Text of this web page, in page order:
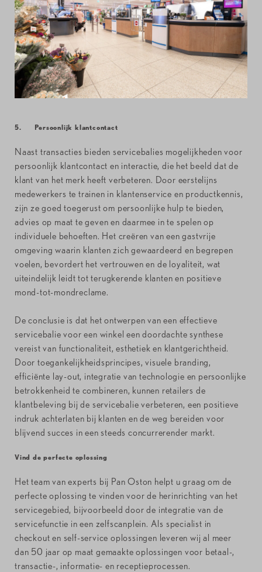
5. Persoonlijk klantcontact
Naast transacties bieden servicebalies mogelijkheden voor
persoonlijk klantcontact en interactie, die het beeld dat de
klant van het merk heeft verbeteren. Door eerstelijns
medewerkers te trainen in klantenservice en productkennis,
zijn ze goed toegerust om persoonlijke hulp te bieden,
advies op maat te geven en daarmee in te spelen op
individuele behoeften. Het creëren van een gastvrije
omgeving waarin klanten zich gewaardeerd en begrepen
voelen, bevordert het vertrouwen en de loyaliteit, wat
uiteindelijk leidt tot terugkerende klanten en positieve
mond-tot-mondreclame.
De conclusie is dat het ontwerpen van een effectieve
servicebalie voor een winkel een doordachte synthese
vereist van functionaliteit, esthetiek en klantgerichtheid.
Door toegankelijkheidsprincipes, visuele branding,
efficiënte lay-out, integratie van technologie en persoonlijke
betrokkenheid te combineren, kunnen retailers de
klantbeleving bij de servicebalie verbeteren, een positieve
indruk achterlaten bij klanten en de weg bereiden voor
blijvend succes in een steeds concurrerender markt.
Vind de perfecte oplossing
Het team van experts bij Pan Oston helpt u graag om de
perfecte oplossing te vinden voor de herinrichting van het
servicegebied, bijvoorbeeld door de integratie van de
servicefunctie in een zelfscanplein. Als specialist in
checkout en self-service oplossingen leveren wij al meer
dan 50 jaar op maat gemaakte oplossingen voor betaal-,
transactie-, informatie- en receptieprocessen.